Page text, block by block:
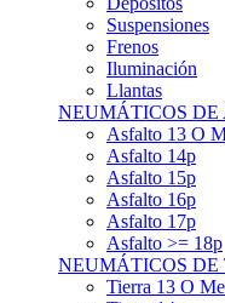
Frenos
Iluminación
Llantas
NEUMÁTICOS DE
Asfalto 13 O
Asfalto 14p
Asfalto 15p
Asfalto 16p
Asfalto 17p
Asfalto >= 18p
NEUMÁTICOS DE
Tierra 13 O
Tierra 14p